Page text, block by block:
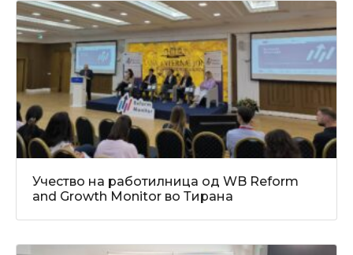
Учество на работилница од WB Reform
and Growth Monitor во Тирана